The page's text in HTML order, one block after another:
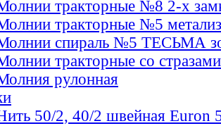
тракторные №8 2-х
тракторные №5
спираль №5 ТЕСЬМА
тракторные со стразами
рулонная
50/2, 40/2 швейная Euron